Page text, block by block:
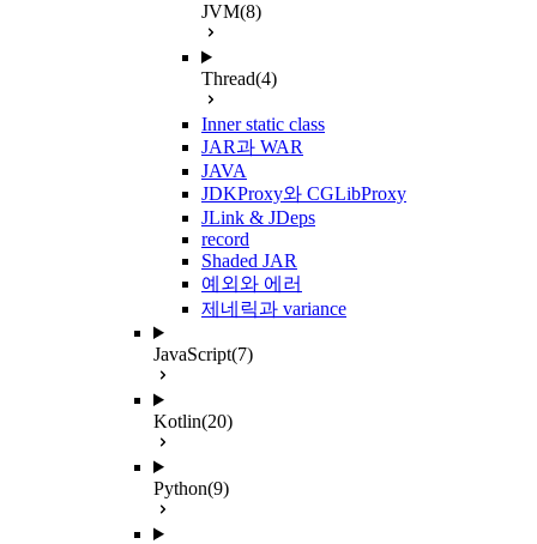
JVM(8)
Thread(4)
Inner static class
JAR과 WAR
JAVA
JDKProxy와 CGLibProxy
JLink & JDeps
record
Shaded JAR
예외와 에러
제네릭과 variance
JavaScript(7)
Kotlin(20)
Python(9)